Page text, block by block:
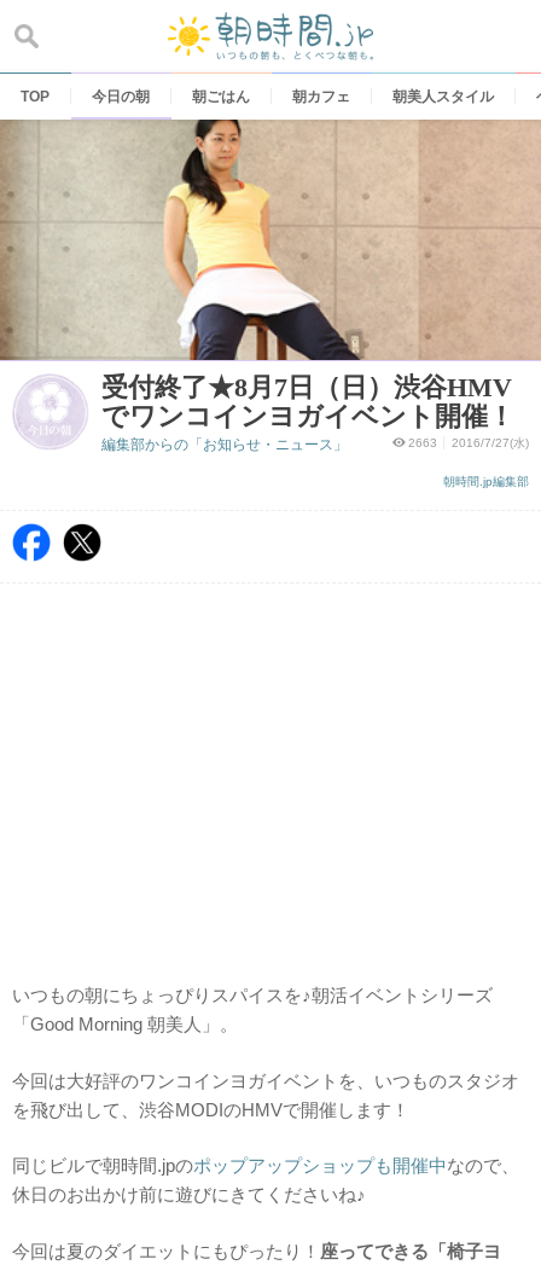
content
TOP 今日の朝 朝ごはん 朝カフェ 朝美人スタイル
受付終了★8月7日（日）渋谷HMV
でワンコインヨガイベント開催！
2663 2016/7/27(水)
朝時間.jp編集部
編集部からの「お知らせ・ニュース」
いつもの朝にちょっぴりスパイスを♪朝活イベントシリーズ
「Good Morning 朝美人」。
今回は大好評のワンコインヨガイベントを、いつものスタジオ
を飛び出して、渋谷MODIのHMVで開催します！
同じビルで朝時間.jpのポップアップショップも開催中なので、
休日のお出かけ前に遊びにきてくださいね♪
今回は夏のダイエットにもぴったり！ 座ってできる「椅子ヨ